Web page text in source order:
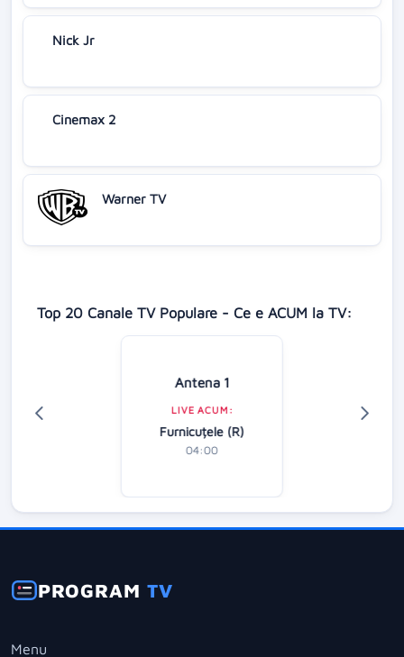
Nick Jr
Cinemax 2
Warner TV
Top 20 Canale TV Populare - Ce e ACUM la TV:
Antena 1
LIVE ACUM:
Furnicuțele (R)
04:00
PROGRAMTV
Menu